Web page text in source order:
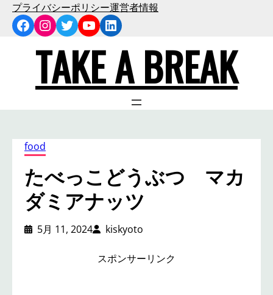
プライバシーポリシー運営者情報
Facebook
Instagram
Twitter
YouTube
LinkedIn
TAKE A BREAK
food
たべっこどうぶつ マカ
ダミアナッツ
5月 11, 2024 kiskyoto
スポンサーリンク